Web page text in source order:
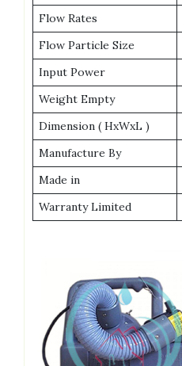
Flow Rates
Flow Particle Size
Input Power
Weight Empty
Dimension ( HxWxL )
Manufacture By
Made in
Warranty Limited